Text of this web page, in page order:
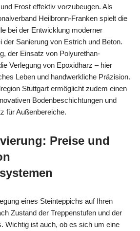
Frost effektiv vorzubeugen. Als
Heilbronn-Franken spielt die
bei der Entwicklung moderner
der Sanierung von Estrich und Beton.
der Einsatz von Polyurethan-
Verlegung von Epoxidharz – hier
Leben und handwerkliche Präzision.
Stuttgart ermöglicht zudem einen
Bodenbeschichtungen und
für Außenbereiche.
Preise und
eines Steinteppichs auf Ihren
Zustand der Treppenstufen und der
Wichtig ist auch, ob es sich um eine